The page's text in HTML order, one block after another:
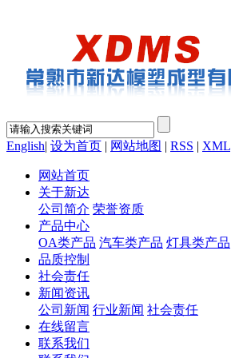
English| 设为首页 | 网站地图 | RSS | XML
网站首页
关于新达
公司简介 荣誉资质
产品中心
OA类产品 汽车类产品 灯具类产品
品质控制
社会责任
新闻资讯
公司新闻 行业新闻 社会责任
在线留言
联系我们